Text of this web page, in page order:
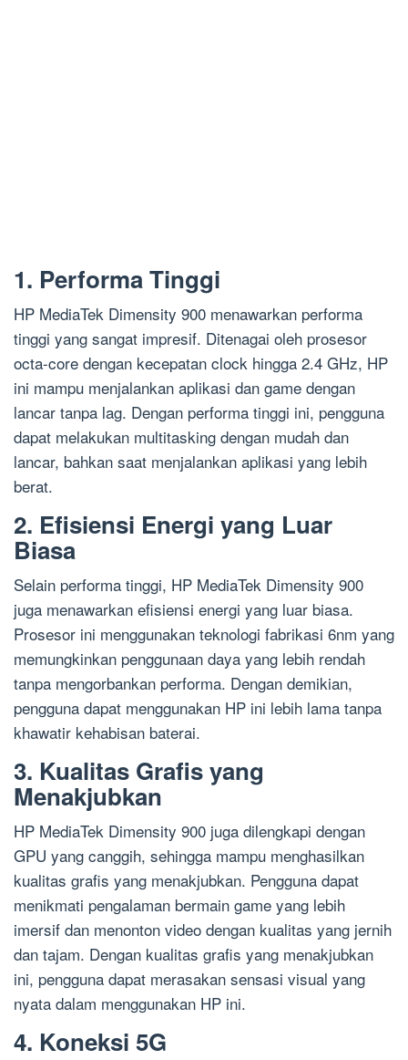
1. Performa Tinggi
HP MediaTek Dimensity 900 menawarkan performa
tinggi yang sangat impresif. Ditenagai oleh prosesor
octa-core dengan kecepatan clock hingga 2.4 GHz, HP
ini mampu menjalankan aplikasi dan game dengan
lancar tanpa lag. Dengan performa tinggi ini, pengguna
dapat melakukan multitasking dengan mudah dan
lancar, bahkan saat menjalankan aplikasi yang lebih
berat.
2. Efisiensi Energi yang Luar
Biasa
Selain performa tinggi, HP MediaTek Dimensity 900
juga menawarkan efisiensi energi yang luar biasa.
Prosesor ini menggunakan teknologi fabrikasi 6nm yang
memungkinkan penggunaan daya yang lebih rendah
tanpa mengorbankan performa. Dengan demikian,
pengguna dapat menggunakan HP ini lebih lama tanpa
khawatir kehabisan baterai.
3. Kualitas Grafis yang
Menakjubkan
HP MediaTek Dimensity 900 juga dilengkapi dengan
GPU yang canggih, sehingga mampu menghasilkan
kualitas grafis yang menakjubkan. Pengguna dapat
menikmati pengalaman bermain game yang lebih
imersif dan menonton video dengan kualitas yang jernih
dan tajam. Dengan kualitas grafis yang menakjubkan
ini, pengguna dapat merasakan sensasi visual yang
nyata dalam menggunakan HP ini.
4. Koneksi 5G